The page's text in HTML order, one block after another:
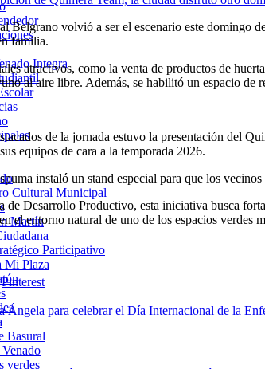
Integra
Cultural Municipal
Martín
Participativo
Mi Plaza
Basural
verdes
Belgrano volvió a ser el escenario este domingo
familia.
atractivos, como la venta de productos de
al aire libre. Además, se habilitó un espacio de
de la jornada estuvo la presentación del
equipos de cara a la temporada 2026.
instaló un stand especial para que los
de Desarrollo Productivo, esta iniciativa busca
el entorno natural de uno de los espacios verdes
Pinterest
Ángela para celebrar el Día Internacional de la